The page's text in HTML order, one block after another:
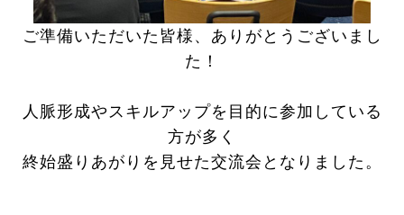
ご準備いただいた皆様、ありがとうございまし
た！
人脈形成やスキルアップを目的に参加している
方が多く
終始盛りあがりを見せた交流会となりました。